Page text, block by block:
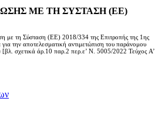
ΜΕ ΤΗ ΣΥΣΤΑΣΗ (ΕΕ)
με τη Σύσταση (ΕΕ) 2018/334 της Επιτροπής της 1ης
την αποτελεσματική αντιμετώπιση του παράνομου
[βλ. σχετικά άρ.10 παρ.2 περ.ε’ Ν. 5005/2022 Τεύχος A’